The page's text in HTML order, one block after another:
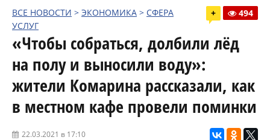
ВСЕ НОВОСТИ > ЭКОНОМИКА > СФЕРА
УСЛУГ
+ 494
«Чтобы собраться, долбили лёд
на полу и выносили воду»:
жители Комарина рассказали, как
в местном кафе провели поминки
22.03.2021 в 17:10